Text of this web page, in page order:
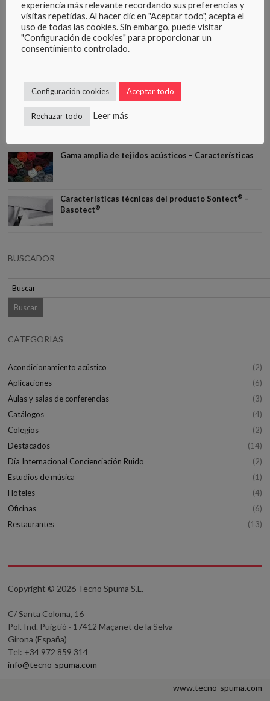
DESCARGAS
Guía de instalación. Herramientas, materiales y
accesorios
Gama amplia de tejidos acústicos – Características
Características técnicas del producto Sontect® –
Basotect®
BUSCADOR
CATEGORIAS
Acondicionamiento acústico
(2)
Aplicaciones
(6)
Aulas y salas de conferencias
(3)
Catálogos
(4)
Colegios
(2)
Destacados
(14)
Día Internacional Concienciación Ruido
(2)
Estudios de música
(1)
Hoteles
(4)
Oficinas
(6)
Restaurantes
(13)
Copyright © 2026 Tecno Spuma S.L.
C/ Santa Coloma, 16
Pol. Ind. Puigtió · 17412 Maçanet de la Selva
Girona (España)
Tel: +34 972 859 314
info@tecno-spuma.com
www.tecno-spuma.com
experiencia más relevante recordando sus preferencias y
visitas repetidas. Al hacer clic en "Aceptar todo", acepta el
uso de todas las cookies. Sin embargo, puede visitar
"Configuración de cookies" para proporcionar un
consentimiento controlado.
Configuración cookies Aceptar todo
Rechazar todo Leer más